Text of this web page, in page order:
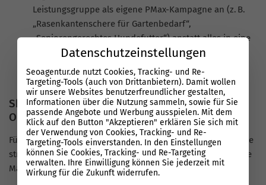
Leistungsgruppe als eigene PMax-Kampagne an (z. B.
„Rasenkantenschere für Gartenbedarf“,
„Seniorengerechtes Hundefutter“) anstatt alles in eine
Kampagne zu packen.
Liefer der Kampagne ausreichend Creatives (Texte,
Bilder, Videos) und saubere Produktdaten.
Shopping- und Feed-Kampagnen für
Onlineshops
Für Onlineshops bildet der Produktfeed das Herzstück. Ohne
strukturierte, vollständige Produktdaten bleibt Performance
Max für Shopping deutlich unter Potenzial:
Datenschutzeinstellungen
Seoagentur.de nutzt Cookies, Tracking- und Re-
Targeting-Tools (auch von Drittanbietern). Damit wollen
wir unsere Websites benutzerfreundlicher gestalten,
Informationen über die Nutzung sammeln, sowie für Sie
passende Angebote und Werbung ausspielen. Mit dem
Klick auf den Button "Akzeptieren" erklären Sie sich mit
der Verwendung von Cookies, Tracking- und Re-
Targeting-Tools einverstanden. In den Einstellungen
können Sie Cookies, Tracking- und Re-Targeting
verwalten. Ihre Einwilligung können Sie jederzeit mit
Wirkung für die Zukunft widerrufen.